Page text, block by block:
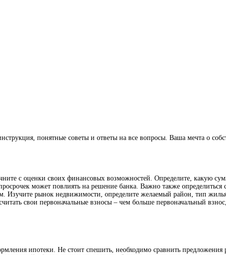
понятные советы и ответы на все вопросы. Ваша мечта о
с оценки своих финансовых возможностей. Определите, какую
может повлиять на решение банка. Важно также
Изучите рынок недвижимости, определите желаемый район, тип
свои первоначальные взносы – чем больше первоначальный
ипотеки. Не стоит спешить, необходимо сравнить предложения